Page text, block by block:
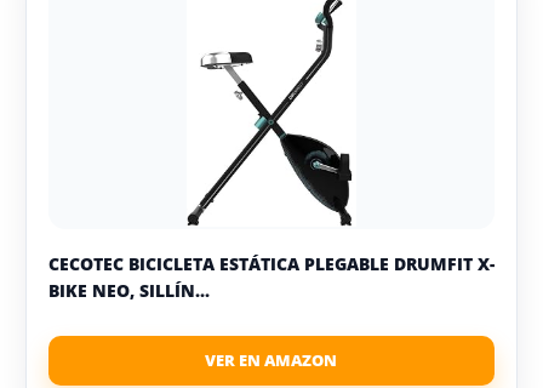
CECOTEC BICICLETA ESTÁTICA PLEGABLE DRUMFIT X-
BIKE NEO, SILLÍN...